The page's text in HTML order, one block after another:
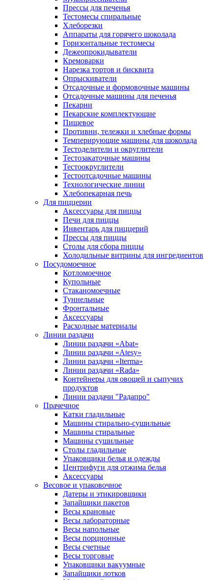
Прессы для печенья
Тестомесы спиральные
Хлеборезки
Аппараты для горячего шоколада
Горизонтальные тестомесы
Дежеопрокидыватели
Кремоварки
Нарезка тортов и бисквита
Опрыскиватели
Отсадочные и формовочные машины
Отсадочные машины для печенья
Пекарни
Пекарские комплектующие
Пищевое
Противни, тележки и хлебные формы
Темперирующие машины для шоколада
Тестоделители и округлители
Тестозакаточные машины
Тестоокруглители
Тестоотсадочные машины
Технологические линии
Хлебопекарная печь
Для пиццерии
Аксессуары для пиццы
Печи для пиццы
Инвентарь для пиццерий
Прессы для пиццы
Столы для сбора пиццы
Холодильные витрины для ингредиентов
Посудомоечное
Котломоечное
Купольные
Стаканомоечные
Туннельные
Фронтальные
Аксессуары
Расходные материалы
Линии раздачи
Линии раздачи «Abat»
Линии раздачи «Atesy»
Линии раздачи «Iterma»
Линии раздачи «Rada»
Контейнеры для овощей и сыпучих
продуктов
Линии раздачи "Радапро"
Прачечное
Катки гладильные
Машины стирально-сушильные
Машины стиральные
Машины сушильные
Столы гладильные
Упаковщики белья и одежды
Центрифуги для отжима белья
Аксессуары
Весовое и упаковочное
Датеры и этикировщики
Запайщики пакетов
Весы крановые
Весы лабораторные
Весы напольные
Весы порционные
Весы счетные
Весы торговые
Упаковщики вакуумные
Запайщики лотков